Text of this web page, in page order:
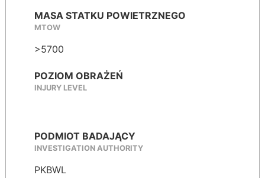
MASA STATKU POWIETRZNEGO
MTOW
>5700
POZIOM OBRAŻEŃ
INJURY LEVEL
PODMIOT BADAJĄCY
INVESTIGATION AUTHORITY
PKBWL